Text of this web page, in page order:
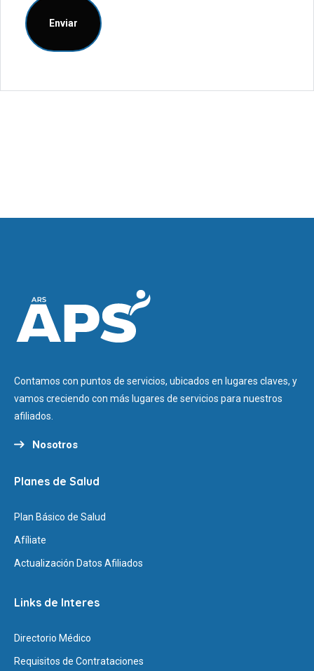
Contamos con puntos de servicios, ubicados en lugares claves, y
vamos creciendo con más lugares de servicios para nuestros
afiliados.
Nosotros
Planes de Salud
Plan Básico de Salud
Afíliate
Actualización Datos Afiliados
Links de Interes
Directorio Médico
Requisitos de Contrataciones